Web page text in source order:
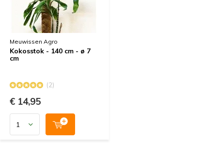
Meuwissen Agro
Kokosstok - 140 cm - ø 7
cm
(2)
€ 14,95